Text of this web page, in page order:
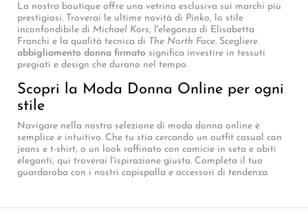
La nostra boutique offre una vetrina esclusiva sui marchi più
prestigiosi. Troverai le ultime novità di Pinko, lo stile
inconfondibile di Michael Kors, l'eleganza di Elisabetta
Franchi e la qualità tecnica di The North Face. Scegliere
abbigliamento donna firmato significa investire in tessuti
pregiati e design che durano nel tempo.
Scopri la Moda Donna Online per ogni
stile
Navigare nella nostra selezione di moda donna online è
semplice e intuitivo. Che tu stia cercando un outfit casual con
jeans e t-shirt, o un look raffinato con camicie in seta e abiti
eleganti, qui troverai l'ispirazione giusta. Completa il tuo
guardaroba con i nostri capispalla e accessori di tendenza.